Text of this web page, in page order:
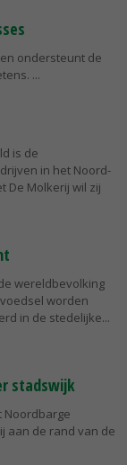
ondersteunt de
is de
in het Noord-
De Molkerij wil zij
wereldbevolking
worden
in de stedelijke...
stadswijk
Noordbarge
aan de rand van de